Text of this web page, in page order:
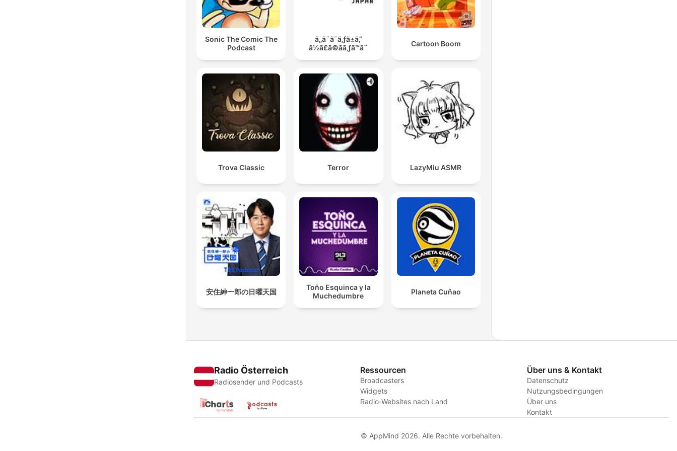
Sonic The Comic The
Podcast
ã‚‚ã¨ã˜ã‚ƒã±ã‚“
ã½ã£ã©ãã‚ƒã™ã¨
Cartoon Boom
Trova Classic Terror LazyMiu ASMR
安住紳一郎の日曜天国
Toño Esquinca y la
Muchedumbre
Planeta Cuñao
Radio Österreich
Radiosender und Podcasts
Ressourcen
Broadcasters
Widgets
Radio-Websites nach Land
Über uns & Kontakt
Datenschutz
Nutzungsbedingungen
Über uns
Kontakt
© AppMind 2026. Alle Rechte vorbehalten.